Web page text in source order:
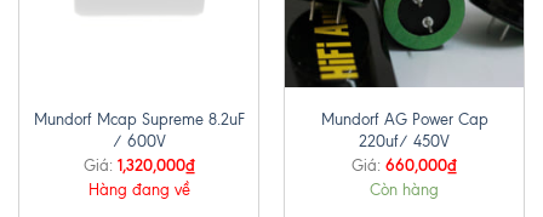
Mundorf Mcap Supreme 8.2uF
/ 600V
Giá: 1,320,000₫
Hàng đang về
Mundorf AG Power Cap
220uf/ 450V
Giá: 660,000₫
Còn hàng